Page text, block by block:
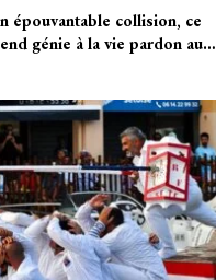
épouvantable collision, ce
génie à la vie pardon au…